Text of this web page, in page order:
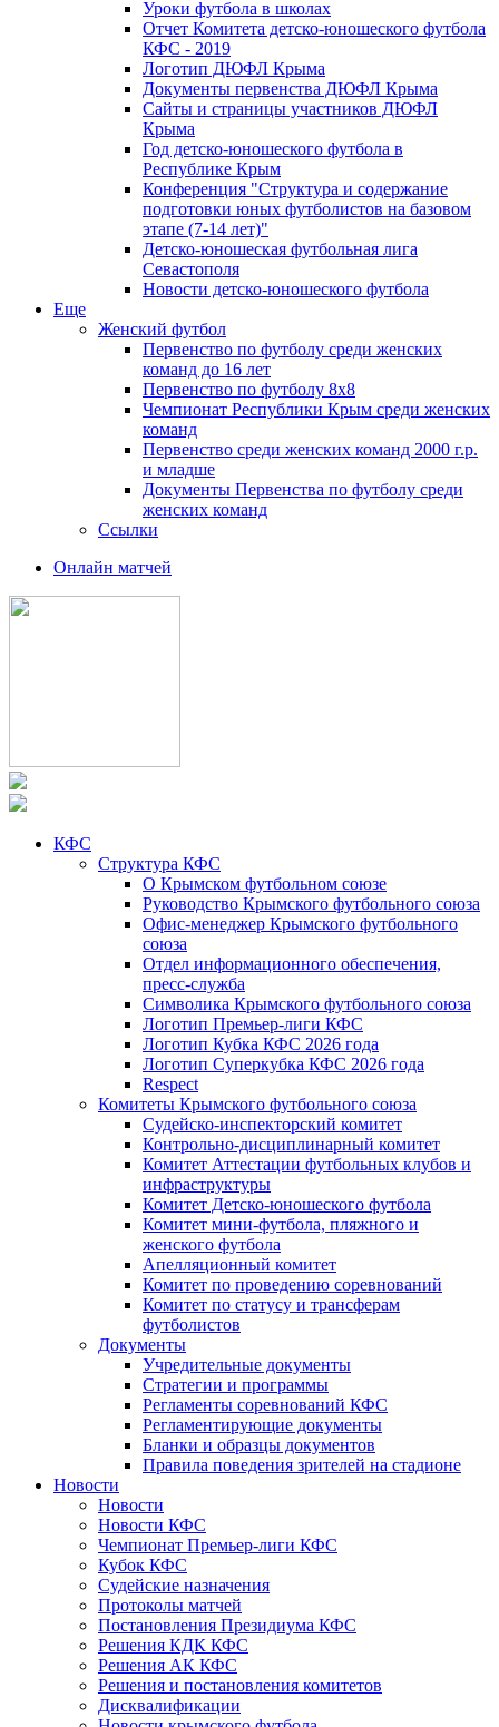
Уроки футбола в школах
Отчет Комитета детско-юношеского футбола
КФС - 2019
Логотип ДЮФЛ Крыма
Документы первенства ДЮФЛ Крыма
Сайты и страницы участников ДЮФЛ
Крыма
Год детско-юношеского футбола в
Республике Крым
Конференция "Структура и содержание
подготовки юных футболистов на базовом
этапе (7-14 лет)"
Детско-юношеская футбольная лига
Севастополя
Новости детско-юношеского футбола
Еще
Женский футбол
Первенство по футболу среди женских
команд до 16 лет
Первенство по футболу 8х8
Чемпионат Республики Крым среди женских
команд
Первенство среди женских команд 2000 г.р.
и младше
Документы Первенства по футболу среди
женских команд
Ссылки
Онлайн матчей
КФС
Структура КФС
О Крымском футбольном союзе
Руководство Крымского футбольного союза
Офис-менеджер Крымского футбольного
союза
Отдел информационного обеспечения,
пресс-служба
Символика Крымского футбольного союза
Логотип Премьер-лиги КФС
Логотип Кубка КФС 2026 года
Логотип Суперкубка КФС 2026 года
Respect
Комитеты Крымского футбольного союза
Судейско-инспекторский комитет
Контрольно-дисциплинарный комитет
Комитет Аттестации футбольных клубов и
инфраструктуры
Комитет Детско-юношеского футбола
Комитет мини-футбола, пляжного и
женского футбола
Апелляционный комитет
Комитет по проведению соревнований
Комитет по статусу и трансферам
футболистов
Документы
Учредительные документы
Стратегии и программы
Регламенты соревнований КФС
Регламентирующие документы
Бланки и образцы документов
Правила поведения зрителей на стадионе
Новости
Новости
Новости КФС
Чемпионат Премьер-лиги КФС
Кубок КФС
Судейские назначения
Протоколы матчей
Постановления Президиума КФС
Решения КДК КФС
Решения АК КФС
Решения и постановления комитетов
Дисквалификации